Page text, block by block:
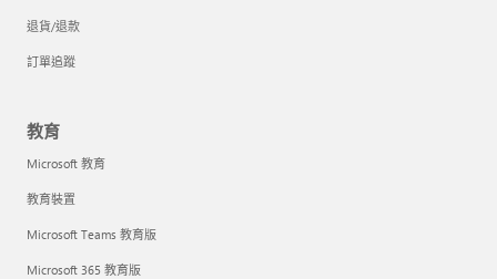
退貨/退款
訂單追蹤
教育
Microsoft 教育
教育裝置
Microsoft Teams 教育版
Microsoft 365 教育版